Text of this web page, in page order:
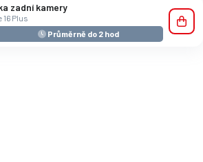
zadní kamery
16 Plus
Průměrně do 2 hod